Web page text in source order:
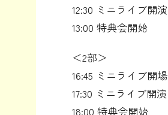
12:30 ミニライブ開演
13:00 特典会開始
＜2部＞
16:45 ミニライブ開場
17:30 ミニライブ開演
18:00 特典会開始